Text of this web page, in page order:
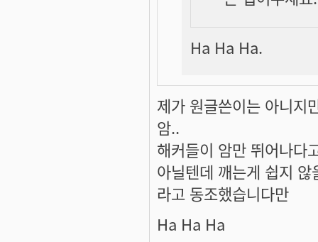
Ha Ha Ha.
제가 원글쓴이는 아니지
암..
해커들이 암만 뛰어나다
아닐텐데 깨는게 쉽지 않
라고 동조했습니다만
Ha Ha Ha